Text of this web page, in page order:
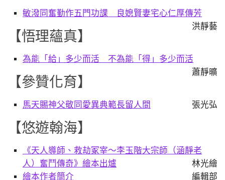
敏潑同奮勤作五門功課 良媳賢妻宅心仁厚傳芳
洪靜藝
【悟理蘊真】
為能「給」多少而活 不為能「得」多少而活
蕭靜曠
【參贊化育】
馬天賜神父敬同愛異典範長留人間 張光弘
【悠遊翰海】
《天人導師、救劫冢宰～李玉階大宗師（涵靜老
人）奮鬥傳奇》繪本出爐
林光繪
繪本作者簡介
編輯部